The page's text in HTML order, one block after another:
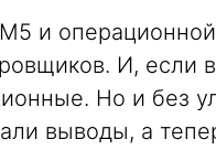
и
И, если
Но и без
выводы, а